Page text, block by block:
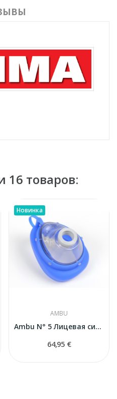
16 товаров:
Новинка
AMBU
Ambu N° 5 Лицевая силиконовая маска (взрослая)
64,95 €